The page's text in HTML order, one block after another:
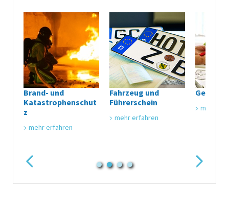
Brand- und
Katastrophenschut
z
mehr erfahren
Fahrzeug und
Führerschein
mehr erfahren
mehr